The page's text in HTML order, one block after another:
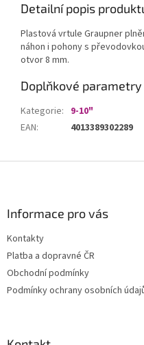
Detailní popis
Plastová vrtule Graupner
náhon i pohony s
otvor 8 mm.
Doplňkové parametry
Kategorie: 9-10"
EAN: 4013389302289
Informace pro vás
Kontakty
Platba a dopravné ČR
Obchodní podmínky
Podmínky ochrany osobních